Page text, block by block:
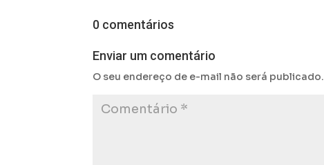
0 comentários
Enviar um comentário
O seu endereço de e-mail não será publicado.